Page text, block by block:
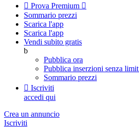
 Prova Premium 
Sommario prezzi
Scarica l'app
Scarica l'app
Vendi subito gratis
b
Pubblica ora
Pubblica inserzioni senza limit
Sommario prezzi
 Iscriviti
accedi qui
Crea un annuncio
Iscriviti